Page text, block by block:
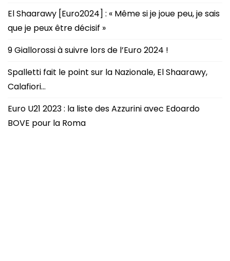
El Shaarawy [Euro2024] : « Même si je joue peu, je sais
que je peux être décisif »
9 Giallorossi à suivre lors de l’Euro 2024 !
Spalletti fait le point sur la Nazionale, El Shaarawy,
Calafiori…
Euro U21 2023 : la liste des Azzurini avec Edoardo
BOVE pour la Roma